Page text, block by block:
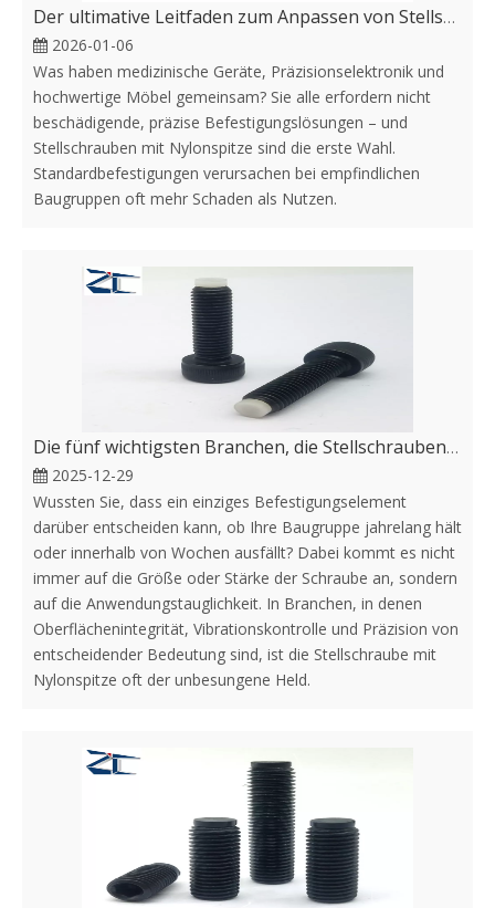
Der ultimative Leitfaden zum Anpassen von Stellschrauben mit Nylonspitze für Ihr Projekt
2026-01-06
Was haben medizinische Geräte, Präzisionselektronik und
hochwertige Möbel gemeinsam? Sie alle erfordern nicht
beschädigende, präzise Befestigungslösungen – und
Stellschrauben mit Nylonspitze sind die erste Wahl.
Standardbefestigungen verursachen bei empfindlichen
Baugruppen oft mehr Schaden als Nutzen.
Die fünf wichtigsten Branchen, die Stellschrauben mit Nylonspitze verwenden, und warum sie sich darauf verlassen
2025-12-29
Wussten Sie, dass ein einziges Befestigungselement
darüber entscheiden kann, ob Ihre Baugruppe jahrelang hält
oder innerhalb von Wochen ausfällt? Dabei kommt es nicht
immer auf die Größe oder Stärke der Schraube an, sondern
auf die Anwendungstauglichkeit. In Branchen, in denen
Oberflächenintegrität, Vibrationskontrolle und Präzision von
entscheidender Bedeutung sind, ist die Stellschraube mit
Nylonspitze oft der unbesungene Held.